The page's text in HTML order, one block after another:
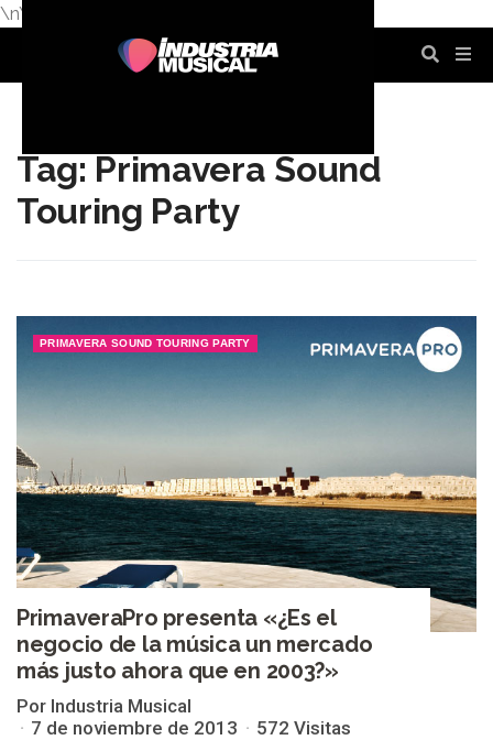
\n\n
Tag: Primavera Sound
Touring Party
PRIMAVERA SOUND TOURING PARTY
PrimaveraPro presenta «¿Es el
negocio de la música un mercado
más justo ahora que en 2003?»
Por Industria Musical
7 de noviembre de 2013
572 Visitas